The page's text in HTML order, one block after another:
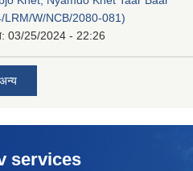
LRM/W/NCB/2080-081)
03/25/2024 - 22:26
अन्य
services